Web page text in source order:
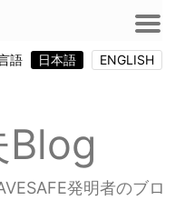
語 日本語 ENGLISH
Blog
発明者のブロ